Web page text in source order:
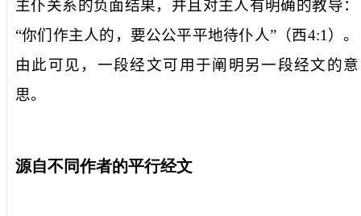
主仆关系的负面结果，并且对主人有明确的教导：
“你们作主人的，要公公平平地待仆人”（西4:1 ）。
由此可见，一段经文可用于阐明另一段经文的意
思。
源自不同作者的平行经文